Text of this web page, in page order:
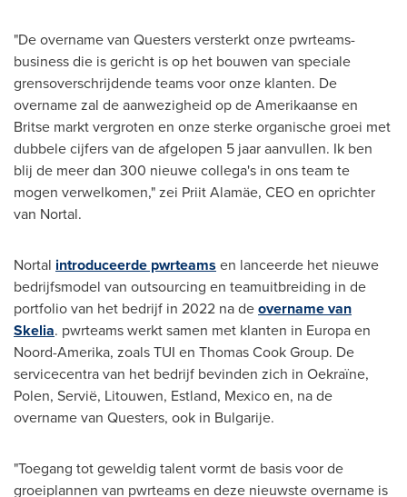
"De overname van Questers versterkt onze pwrteams-
business die is gericht is op het bouwen van speciale
grensoverschrijdende teams voor onze klanten. De
overname zal de aanwezigheid op de Amerikaanse en
Britse markt vergroten en onze sterke organische groei met
dubbele cijfers van de afgelopen 5 jaar aanvullen. Ik ben
blij de meer dan 300 nieuwe collega's in ons team te
mogen verwelkomen," zei Priit Alamäe, CEO en oprichter
van Nortal.
Nortal introduceerde pwrteams en lanceerde het nieuwe
bedrijfsmodel van outsourcing en teamuitbreiding in de
portfolio van het bedrijf in 2022 na deovername van
Skelia. pwrteams werkt samen met klanten in Europa en
Noord-Amerika, zoals TUI en Thomas Cook Group. De
servicecentra van het bedrijf bevinden zich in Oekraïne,
Polen, Servië, Litouwen, Estland, Mexicoen, na de
overname van Questers, ook in Bulgarije.
"Toegang tot geweldig talent vormt de basis voor de
groeiplannen van pwrteams en deze nieuwste overname is